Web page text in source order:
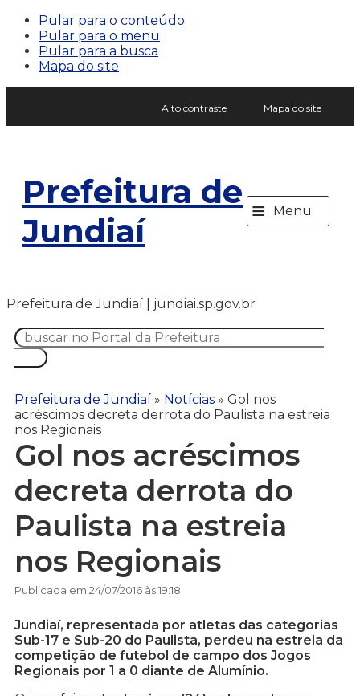
Pular para o conteúdo
Pular para o menu
Pular para a busca
Mapa do site
Alto contraste Mapa do site
Prefeitura de
Jundiaí
≡ Menu
Prefeitura de Jundiaí | jundiai.sp.gov.br
Prefeitura de Jundiaí » Notícias » Gol nos
acréscimos decreta derrota do Paulista na estreia
nos Regionais
Gol nos acréscimos
decreta derrota do
Paulista na estreia
nos Regionais
Publicada em 24/07/2016 às 19:18
Jundiaí, representada por atletas das categorias
Sub-17 e Sub-20 do Paulista, perdeu na estreia da
competição de futebol de campo dos Jogos
Regionais por 1 a 0 diante de Alumínio.